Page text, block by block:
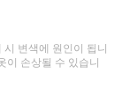
변색에 원인이 됩니
이 손상될 수 있습니